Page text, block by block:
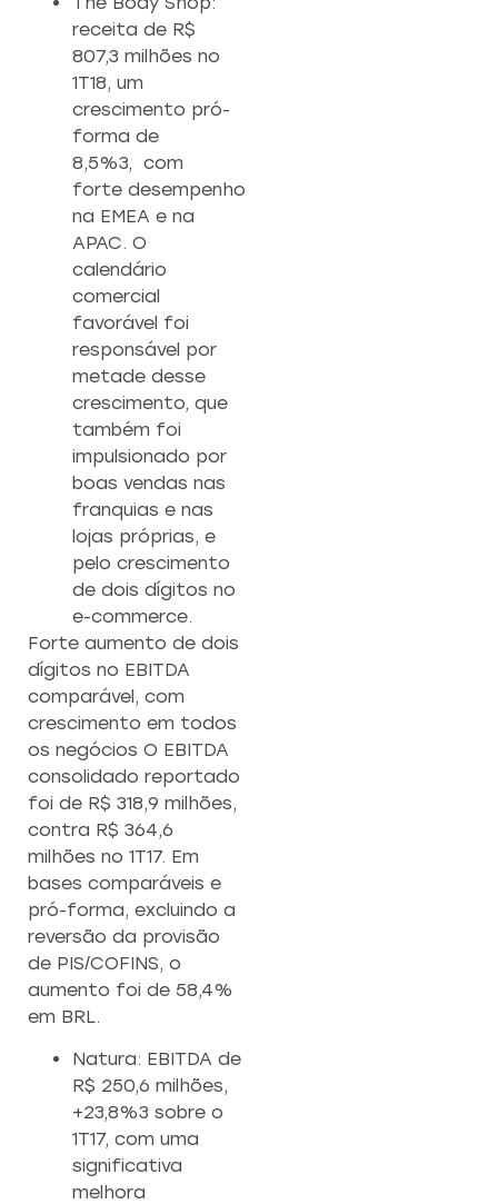
receita de R$
807,3 milhões no
1T18, um
crescimento pró-
forma de
8,5%3, com
forte desempenho
na EMEA e na
APAC. O
calendário
comercial
favorável foi
responsável por
metade desse
crescimento, que
também foi
impulsionado por
boas vendas nas
franquias e nas
lojas próprias, e
pelo crescimento
de dois dígitos no
e-commerce.
Forte aumento de dois
dígitos no EBITDA
comparável, com
crescimento em todos
os negócios O EBITDA
consolidado reportado
foi de R$ 318,9 milhões,
contra R$ 364,6
milhões no 1T17. Em
bases comparáveis e
pró-forma, excluindo a
reversão da provisão
de PIS/COFINS, o
aumento foi de 58,4%
em BRL.
Natura: EBITDA de
R$ 250,6 milhões,
+23,8%3 sobre o
1T17, com uma
significativa
melhora